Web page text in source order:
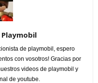
Playmobil
de playmobil, espero
con vosotros! Gracias por
videos de playmobil y
de youtube.